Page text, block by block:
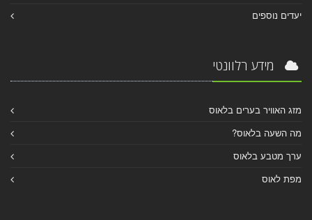
יעדים נוספים
מידע רלוונטי
מזג האוויר בערים בלאוס
מה השעה בלאוס?
ערך מטבע בלאוס
מפת לאוס